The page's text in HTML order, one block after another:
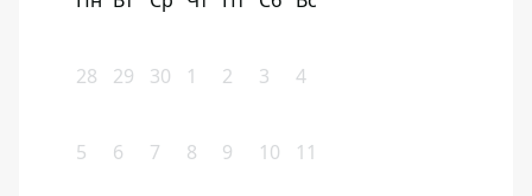
28 29 30 1 2 3 4
5 6 7 8 9 10 11